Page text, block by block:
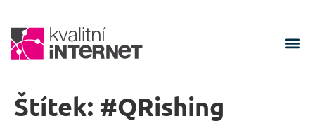
Štítek: #QRishing